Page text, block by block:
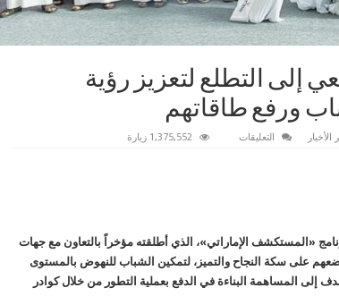
إلى التطلع لتعزيز رؤية
ورفع طاقاتهم
الأخبار التعليقات
الإمارات
في
تحفيز
الشباب
ورفع
1,375,552 زيارة
«المستكشف الإماراتي»، الذي أطلقته مؤخراً بالتعاون مع جهات
على سكة النجاح والتميز، لتمكين الشباب للنهوض بالمستوى
إلى المساهمة البناءة في الدفع بعملية التطور من خلال كوادر